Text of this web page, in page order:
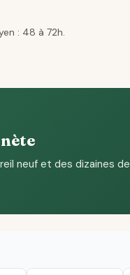
: 48 à 72h.
neuf et des dizaines de